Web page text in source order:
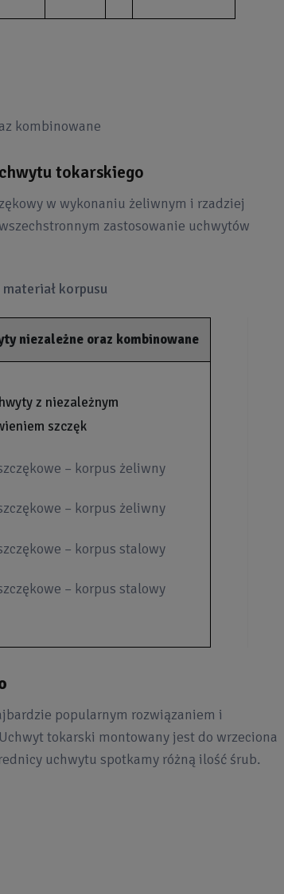
kombinowane
tokarskiego
w wykonaniu żeliwnym i rzadziej
zastosowanie uchwytów
korpusu
niezależne oraz kombinowane
z niezależnym
szczęk
– korpus żeliwny
– korpus żeliwny
– korpus stalowy
– korpus stalowy
popularnym rozwiązaniem i
tokarski montowany jest do wrzeciona
uchwytu spotkamy różną ilość śrub.